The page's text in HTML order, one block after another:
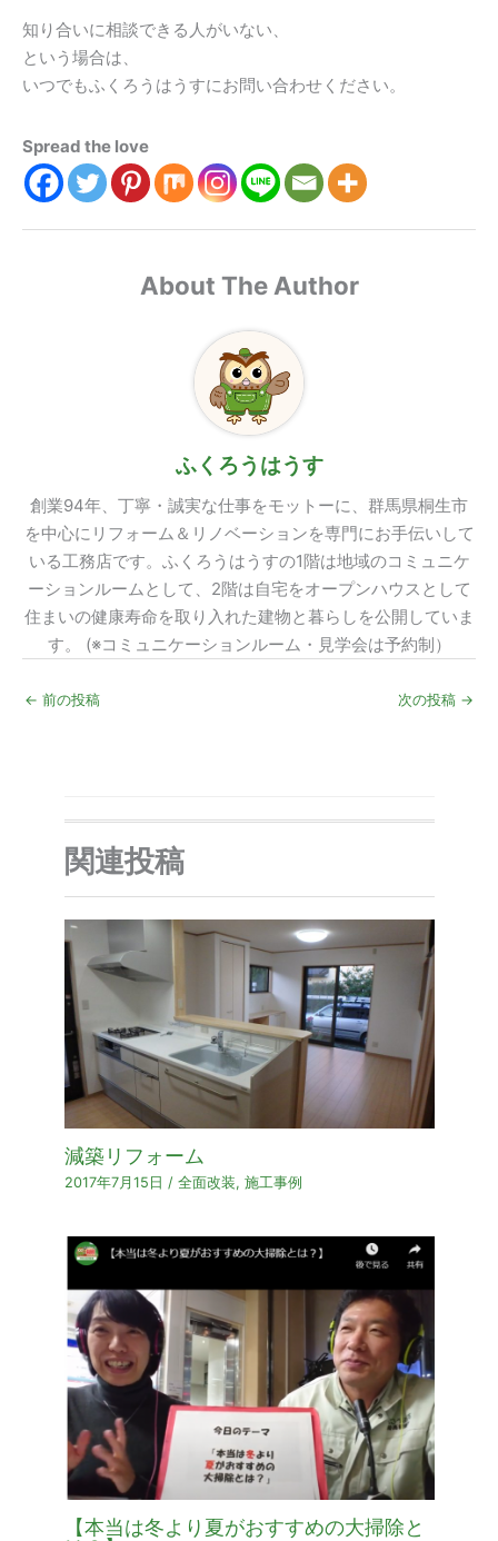
知り合いに相談できる人がいない、
という場合は、
いつでもふくろうはうすにお問い合わせください。
Spread the love
About The Author
ふくろうはうす
創業94年、丁寧・誠実な仕事をモットーに、群馬県桐生市
を中心にリフォーム＆リノベーションを専門にお手伝いして
いる工務店です。ふくろうはうすの1階は地域のコミュニケ
ーションルームとして、2階は自宅をオープンハウスとして
住まいの健康寿命を取り入れた建物と暮らしを公開していま
す。 (※コミュニケーションルーム・見学会は予約制）
← 前の投稿 次の投稿 →
関連投稿
減築リフォーム
2017年7月15日 / 全面改装, 施工事例
【本当は冬より夏がおすすめの大掃除と